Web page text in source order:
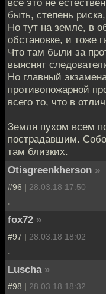
всё это не
быть, степень
Но тут на земле, в
обстановке, и тоже
Что там были за
выяснят
Но главный
противопожарной
всего то, что в
Земля пухом всем
пострадавшим.
там близких.
Otisgreenkherson »
#96 | 28.03.18 17:50
.
fox72 »
#97 | 28.03.18 18:02
.
Luscha »
#98 | 28.03.18 18:32